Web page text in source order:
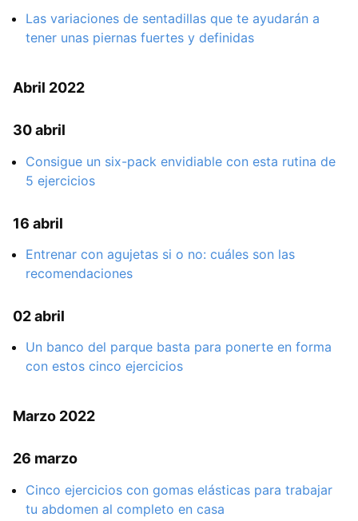
Las variaciones de sentadillas que te ayudarán a
tener unas piernas fuertes y definidas
Abril 2022
30 abril
Consigue un six-pack envidiable con esta rutina de
5 ejercicios
16 abril
Entrenar con agujetas si o no: cuáles son las
recomendaciones
02 abril
Un banco del parque basta para ponerte en forma
con estos cinco ejercicios
Marzo 2022
26 marzo
Cinco ejercicios con gomas elásticas para trabajar
tu abdomen al completo en casa